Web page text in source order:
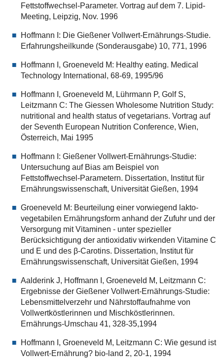
Fettstoffwechsel-Parameter. Vortrag auf dem 7. Lipid-
Meeting, Leipzig, Nov. 1996
Hoffmann I: Die Gießener Vollwert-Ernährungs-Studie.
Erfahrungsheilkunde (Sonderausgabe) 10, 771, 1996
Hoffmann I, Groeneveld M: Healthy eating. Medical
Technology International, 68-69, 1995/96
Hoffmann I, Groeneveld M, Lührmann P, Golf S,
Leitzmann C: The Giessen Wholesome Nutrition Study:
nutritional and health status of vegetarians. Vortrag auf
der Seventh European Nutrition Conference, Wien,
Österreich, Mai 1995
Hoffmann I: Gießener Vollwert-Ernährungs-Studie:
Untersuchung auf Bias am Beispiel von
Fettstoffwechsel-Parametern. Dissertation, Institut für
Ernährungswissenschaft, Universität Gießen, 1994
Groeneveld M: Beurteilung einer vorwiegend lakto-
vegetabilen Ernährungsform anhand der Zufuhr und der
Versorgung mit Vitaminen - unter spezieller
Berücksichtigung der antioxidativ wirkenden Vitamine C
und E und des β-Carotins. Dissertation, Institut für
Ernährungswissenschaft, Universität Gießen, 1994
Aalderink J, Hoffmann I, Groeneveld M, Leitzmann C:
Ergebnisse der Gießener Vollwert-Ernährungs-Studie:
Lebensmittelverzehr und Nährstoffaufnahme von
Vollwertköstlerinnen und Mischköstlerinnen.
Ernährungs-Umschau 41, 328-35,1994
Hoffmann I, Groeneveld M, Leitzmann C: Wie gesund ist
Vollwert-Ernährung? bio-land 2, 20-1, 1994